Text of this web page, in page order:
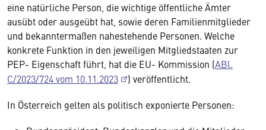
eine natürliche Person, die wichtige öffentliche Ämter
ausübt oder ausgeübt hat, sowie deren Familienmitglieder
und bekanntermaßen nahestehende Personen. Welche
konkrete Funktion in den jeweiligen Mitgliedstaaten zur
PEP- Eigenschaft führt, hat die EU- Kommission (ABl.
C/2023/724 vom 10.11.2023
) veröffentlicht.
In Österreich gelten als politisch exponierte Personen: